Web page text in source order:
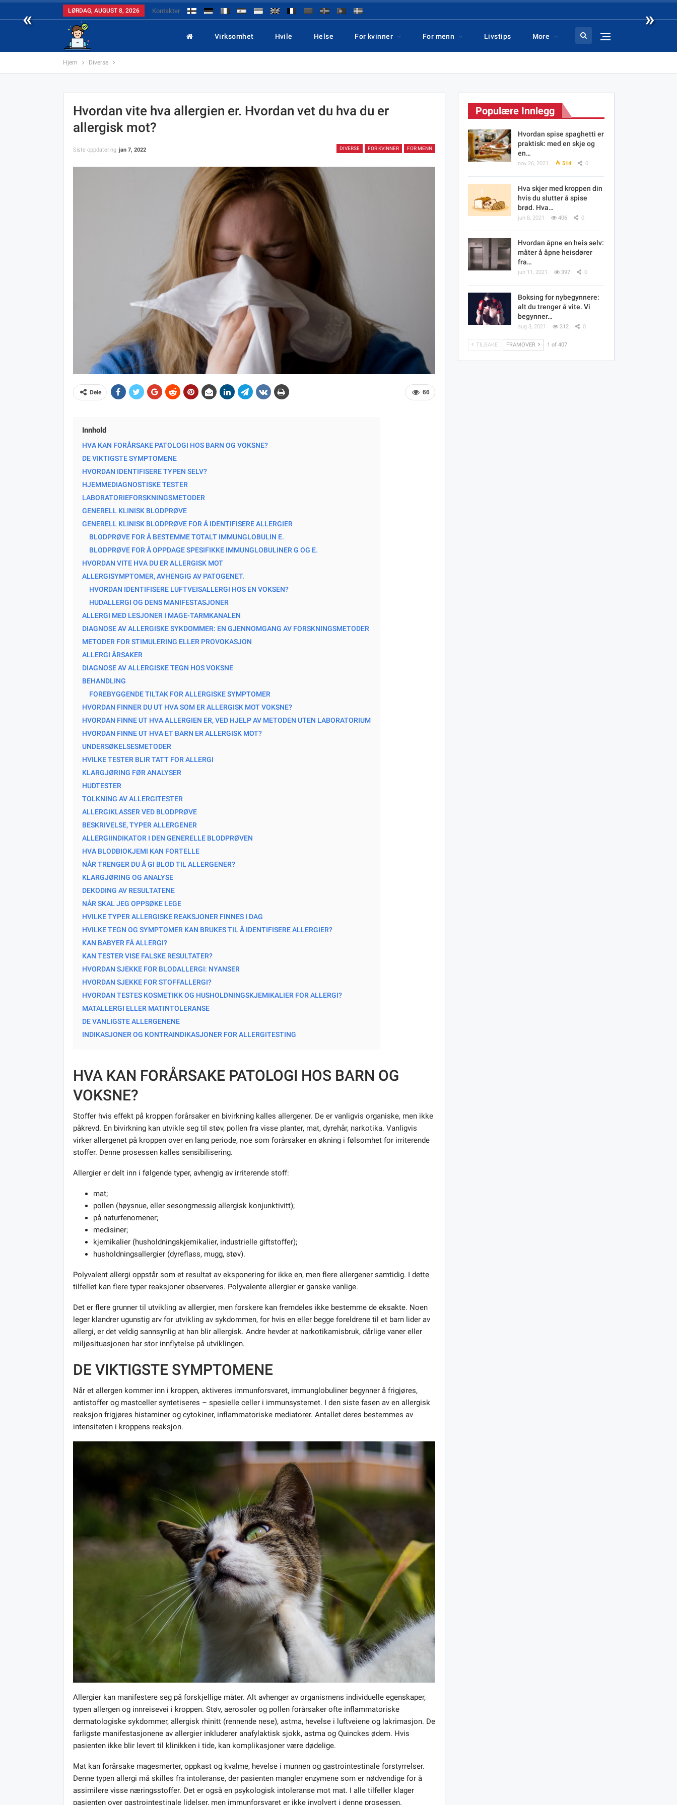
« »
LØRDAG, AUGUST 8, 2026 Kontakter
Virksomhet Hvile Helse For kvinner For menn Livstips More
Hjem Diverse
Hvordan vite hva allergien er. Hvordan vet du hva du er
allergisk mot?
DIVERSE FOR KVINNER FOR MENN
Siste oppdatering jan 7, 2022
66
Dele
Innhold
HVA KAN FORÅRSAKE PATOLOGI HOS BARN OG VOKSNE?
DE VIKTIGSTE SYMPTOMENE
HVORDAN IDENTIFISERE TYPEN SELV?
HJEMMEDIAGNOSTISKE TESTER
LABORATORIEFORSKNINGSMETODER
GENERELL KLINISK BLODPRØVE
GENERELL KLINISK BLODPRØVE FOR Å IDENTIFISERE ALLERGIER
BLODPRØVE FOR Å BESTEMME TOTALT IMMUNGLOBULIN E.
BLODPRØVE FOR Å OPPDAGE SPESIFIKKE IMMUNGLOBULINER G OG E.
HVORDAN VITE HVA DU ER ALLERGISK MOT
ALLERGISYMPTOMER, AVHENGIG AV PATOGENET.
HVORDAN IDENTIFISERE LUFTVEISALLERGI HOS EN VOKSEN?
HUDALLERGI OG DENS MANIFESTASJONER
ALLERGI MED LESJONER I MAGE-TARMKANALEN
DIAGNOSE AV ALLERGISKE SYKDOMMER: EN GJENNOMGANG AV FORSKNINGSMETODER
METODER FOR STIMULERING ELLER PROVOKASJON
ALLERGI ÅRSAKER
DIAGNOSE AV ALLERGISKE TEGN HOS VOKSNE
BEHANDLING
FOREBYGGENDE TILTAK FOR ALLERGISKE SYMPTOMER
HVORDAN FINNER DU UT HVA SOM ER ALLERGISK MOT VOKSNE?
HVORDAN FINNE UT HVA ALLERGIEN ER, VED HJELP AV METODEN UTEN LABORATORIUM
HVORDAN FINNE UT HVA ET BARN ER ALLERGISK MOT?
UNDERSØKELSESMETODER
HVILKE TESTER BLIR TATT FOR ALLERGI
KLARGJØRING FØR ANALYSER
HUDTESTER
TOLKNING AV ALLERGITESTER
ALLERGIKLASSER VED BLODPRØVE
BESKRIVELSE, TYPER ALLERGENER
ALLERGIINDIKATOR I DEN GENERELLE BLODPRØVEN
HVA BLODBIOKJEMI KAN FORTELLE
NÅR TRENGER DU Å GI BLOD TIL ALLERGENER?
KLARGJØRING OG ANALYSE
DEKODING AV RESULTATENE
NÅR SKAL JEG OPPSØKE LEGE
HVILKE TYPER ALLERGISKE REAKSJONER FINNES I DAG
HVILKE TEGN OG SYMPTOMER KAN BRUKES TIL Å IDENTIFISERE ALLERGIER?
KAN BABYER FÅ ALLERGI?
KAN TESTER VISE FALSKE RESULTATER?
HVORDAN SJEKKE FOR BLODALLERGI: NYANSER
HVORDAN SJEKKE FOR STOFFALLERGI?
HVORDAN TESTES KOSMETIKK OG HUSHOLDNINGSKJEMIKALIER FOR ALLERGI?
MATALLERGI ELLER MATINTOLERANSE
DE VANLIGSTE ALLERGENENE
INDIKASJONER OG KONTRAINDIKASJONER FOR ALLERGITESTING
HVA KAN FORÅRSAKE PATOLOGI HOS BARN OG
VOKSNE?
Stoffer hvis effekt på kroppen forårsaker en bivirkning kalles allergener. De er vanligvis organiske, men ikke
påkrevd. En bivirkning kan utvikle seg til støv, pollen fra visse planter, mat, dyrehår, narkotika. Vanligvis
virker allergenet på kroppen over en lang periode, noe som forårsaker en økning i følsomhet for irriterende
stoffer. Denne prosessen kalles sensibilisering.
Allergier er delt inn i følgende typer, avhengig av irriterende stoff:
mat;
pollen (høysnue, eller sesongmessig allergisk konjunktivitt);
på naturfenomener;
medisiner;
kjemikalier (husholdningskjemikalier, industrielle giftstoffer);
husholdningsallergier (dyreflass, mugg, støv).
Polyvalent allergi oppstår som et resultat av eksponering for ikke en, men flere allergener samtidig. I dette
tilfellet kan flere typer reaksjoner observeres. Polyvalente allergier er ganske vanlige.
Det er flere grunner til utvikling av allergier, men forskere kan fremdeles ikke bestemme de eksakte. Noen
leger klandrer ugunstig arv for utvikling av sykdommen, for hvis en eller begge foreldrene til et barn lider av
allergi, er det veldig sannsynlig at han blir allergisk. Andre hevder at narkotikamisbruk, dårlige vaner eller
miljøsituasjonen har stor innflytelse på utviklingen.
DE VIKTIGSTE SYMPTOMENE
Når et allergen kommer inn i kroppen, aktiveres immunforsvaret, immunglobuliner begynner å frigjøres,
antistoffer og mastceller syntetiseres – spesielle celler i immunsystemet. I den siste fasen av en allergisk
reaksjon frigjøres histaminer og cytokiner, inflammatoriske mediatorer. Antallet deres bestemmes av
intensiteten i kroppens reaksjon.
Allergier kan manifestere seg på forskjellige måter. Alt avhenger av organismens individuelle egenskaper,
typen allergen og innreisevei i kroppen. Støv, aerosoler og pollen forårsaker ofte inflammatoriske
dermatologiske sykdommer, allergisk rhinitt (rennende nese), astma, hevelse i luftveiene og lakrimasjon. De
farligste manifestasjonene av allergier inkluderer anafylaktisk sjokk, astma og Quinckes ødem. Hvis
pasienten ikke blir levert til klinikken i tide, kan komplikasjoner være dødelige.
Mat kan forårsake magesmerter, oppkast og kvalme, hevelse i munnen og gastrointestinale forstyrrelser.
Denne typen allergi må skilles fra intoleranse, der pasienten mangler enzymene som er nødvendige for å
assimilere visse næringsstoffer. Det er også en psykologisk intoleranse mot mat. I alle tilfeller klager
pasienten over gastrointestinale lidelser, men immunforsvaret er ikke involvert i denne prosessen.
Populære Innlegg
Hvordan spise spaghetti er
praktisk: med en skje og
en…
nov 26, 2021 514 0
Hva skjer med kroppen din
hvis du slutter å spise
brød. Hva…
jun 8, 2021 406 0
Hvordan åpne en heis selv:
måter å åpne heisdører
fra…
jun 11, 2021 397 0
Boksing for nybegynnere:
alt du trenger å vite. Vi
begynner…
aug 3, 2021 312 0
TILBAKE FRAMOVER 1 of 407